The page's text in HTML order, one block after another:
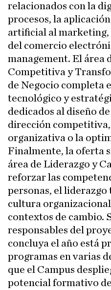
relacionados con la
procesos, la
artificial al marketing,
del comercio
management. El área
Competitiva y
de Negocio completa
tecnológico y
dedicados al diseño
dirección
organizativa o la
Finalmente, la oferta
área de Liderazgo y
reforzar las
personas, el
cultura
contextos de cambio.
responsables del
concluya el año está
programas en varias
que el Campus
potencial formativo